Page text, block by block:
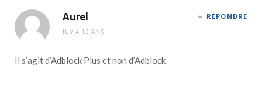
Aurel
IL Y A 12 ANS
RÉPONDRE
Il s’agit d’Adblock Plus et non d’Adblock